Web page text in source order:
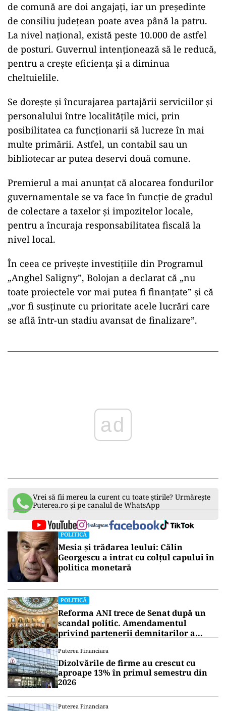
de comună are doi angajați, iar un președinte
de consiliu județean poate avea până la patru.
La nivel național, există peste 10.000 de astfel
de posturi. Guvernul intenționează să le reducă,
pentru a crește eficiența și a diminua
cheltuielile.
Se dorește și încurajarea partajării serviciilor și
personalului între localitățile mici, prin
posibilitatea ca funcționarii să lucreze în mai
multe primării. Astfel, un contabil sau un
bibliotecar ar putea deservi două comune.
Premierul a mai anunțat că alocarea fondurilor
guvernamentale se va face în funcție de gradul
de colectare a taxelor și impozitelor locale,
pentru a încuraja responsabilitatea fiscală la
nivel local.
În ceea ce privește investițiile din Programul
„Anghel Saligny”, Bolojan a declarat că „nu
toate proiectele vor mai putea fi finanțate” și că
„vor fi susținute cu prioritate acele lucrări care
se află într-un stadiu avansat de finalizare”.
ad
Vrei să fii mereu la curent cu toate știrile? Urmărește
Puterea.ro și pe canalul de WhatsApp
POLITICĂ
Mesia și trădarea leului: Călin
Georgescu a intrat cu colțul capului în
politica monetară
POLITICĂ
Reforma ANI trece de Senat după un
scandal politic. Amendamentul
privind partenerii demnitarilor a
Puterea Financiara
Dizolvările de firme au crescut cu
aproape 13% în primul semestru din
2026
Puterea Financiara